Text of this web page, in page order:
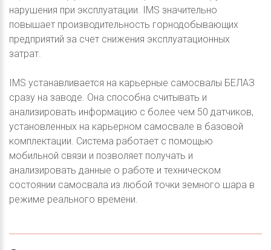
нарушения при эксплуатации. IMS значительно
повышает производительность горнодобывающих
предприятий за счет снижения эксплуатационных
затрат.
IMS устанавливается на карьерные самосвалы БЕЛАЗ
сразу на заводе. Она способна считывать и
анализировать информацию с более чем 50 датчиков,
установленных на карьерном самосвале в базовой
комплектации. Система работает с помощью
мобильной связи и позволяет получать и
анализировать данные о работе и техническом
состоянии самосвала из любой точки земного шара в
режиме реального времени.